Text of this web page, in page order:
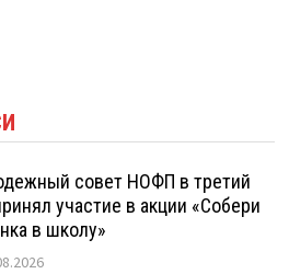
совет НОФП в третий
участие в акции «Собери
в школу»